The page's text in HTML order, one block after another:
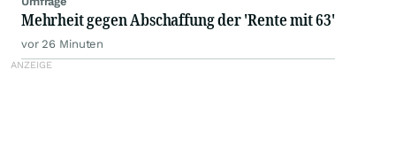
Mehrheit gegen Abschaffung der 'Rente mit 63'
vor 26 Minuten